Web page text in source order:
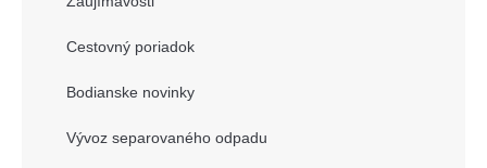
Cestovný poriadok
Bodianske novinky
Vývoz separovaného odpadu